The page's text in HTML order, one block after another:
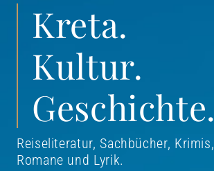
Kreta.
Kultur.
Geschichte.
Reiseliteratur, Sachbücher, Krimis,
Romane und Lyrik.